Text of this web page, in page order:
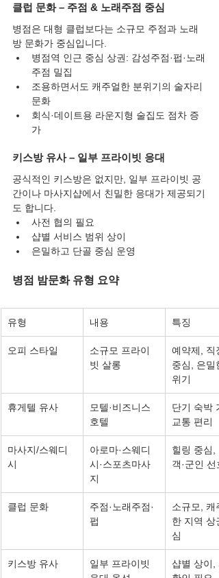
클럽 문화 – 주점 & 노래주점 중심
병점은 대형 클럽보다는 소규모 주점과 노래
방 문화가 중심입니다.
병점역 인근 중심 상권: 감성주점·펍·노래
주점 밀집
조용하면서도 캐주얼한 분위기의 술자리
문화
회식·데이트용 라운지형 술집도 점차 증
가
키스방 유사 – 일부 프라이빗 응대
공식적인 키스방은 없지만, 일부 프라이빗 공
간이나 마사지샵에서 친밀한 응대가 제공되기
도 합니다.
사전 협의 필요
샵별 서비스 범위 상이
은밀하고 단골 중심 운영
병점 밤문화 유형 요약
유형 내용 특징
오피 스타일
소규모 프라이
빗 살롱
예약제, 직
중심, 은밀
위기
휴게텔 유사
모텔·비즈니스
호텔
단기 숙박
교통 편리
마사지/스웨디
시
아로마·스웨디
시·스포츠마사
지
힐링 중심,
객·군인 선
클럽 문화
주점·노래주점·
펍
소규모, 캐
한 지역 상
심
키스방 유사
일부 프라이빗
샵별 상이,